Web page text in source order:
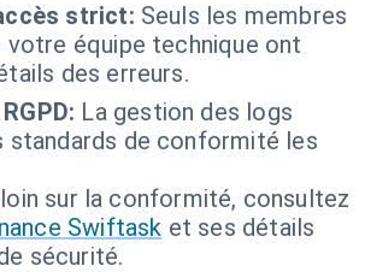
strict: Seuls les membres
votre équipe technique ont
des erreurs.
La gestion des logs
standards de conformité les
sur la conformité, consultez
Swiftask et ses détails
sécurité.